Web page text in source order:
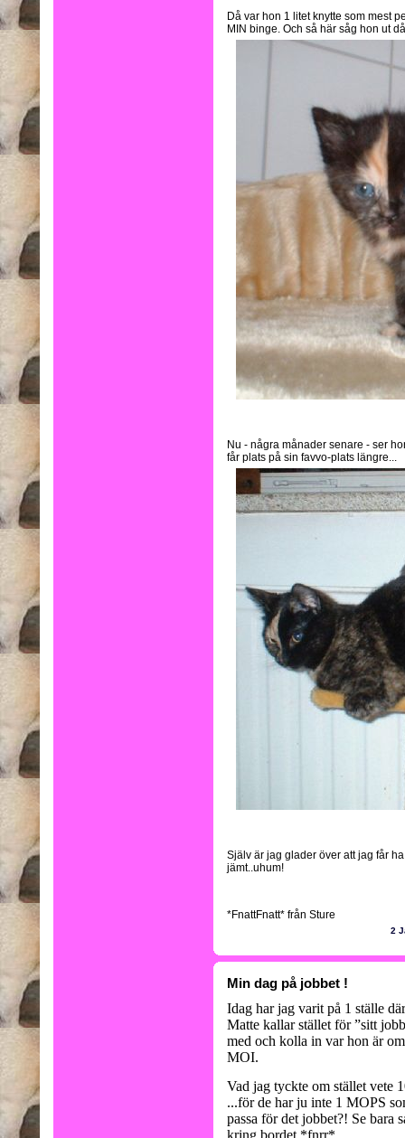
Då var hon 1 litet knytte som mest
MIN binge. Och så här såg hon ut
Nu - några månader senare - ser
får plats på sin favvo-plats längre...
Själv är jag glader över att jag får
jämt..uhum!
*FnattFnatt* från Sture
2
Min dag på jobbet !
Idag har jag varit på 1 ställe
Matte kallar stället för ”sitt
med och kolla in var hon är
MOI.
Vad jag tyckte om stället vete
...för de har ju inte 1 MOPS
passa för det jobbet?! Se bara
kring bordet *fnrr*